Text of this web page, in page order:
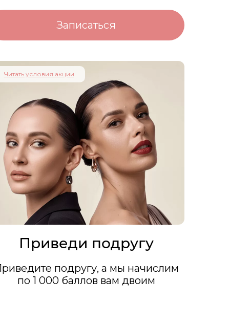
Записаться
Читать условия акции
Приведи подругу
подругу, а мы начислим
по 1 000 баллов вам двоим